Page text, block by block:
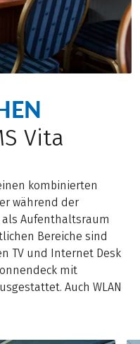
Vita
kombinierten
während der
Aufenthaltsraum
Bereiche sind
TV und Internet Desk
mit
Auch WLAN